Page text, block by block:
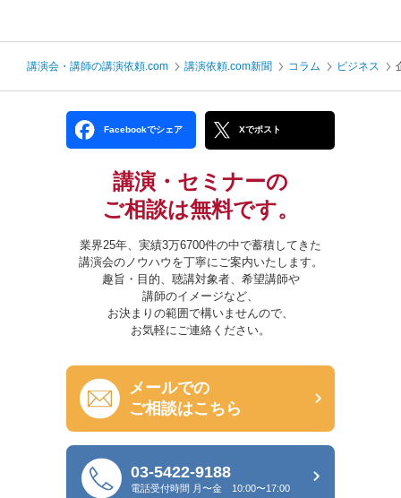
講演会・講師の講演依頼.com 講演依頼.com新聞 コラム ビジネス
Facebookでシェア Xでポスト
講演・セミナーの
ご相談は無料です。
業界25年、実績3万6700件の中で蓄積してきた
講演会のノウハウを丁寧にご案内いたします。
趣旨・目的、聴講対象者、希望講師や
講師のイメージなど、
お決まりの範囲で構いませんので、
お気軽にご連絡ください。
メールでの
ご相談はこちら
03-5422-9188
電話受付時間 月〜金 10:00〜17:00